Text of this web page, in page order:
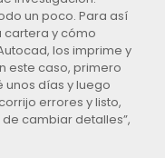
un poco. Para así
y cómo
los imprime y
este caso, primero
unos días y luego
errores y listo,
cambiar detalles”,